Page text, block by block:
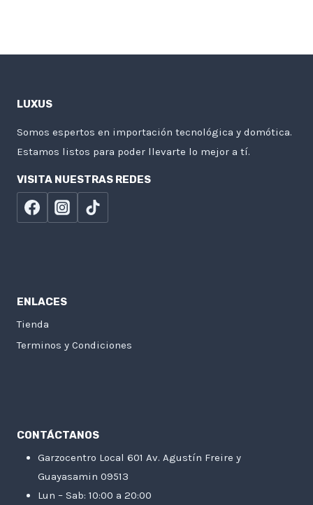
LUXUS
Somos espertos en importación tecnológica y domótica.
Estamos listos para poder llevarte lo mejor a tí.
VISITA NUESTRAS REDES
ENLACES
Tienda
Terminos y Condiciones
CONTÁCTANOS
Garzocentro Local 601 Av. Agustín Freire y
Guayasamin 09513
Lun – Sab: 10:00 a 20:00